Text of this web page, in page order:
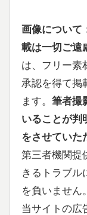
画像について
載は一切ご遠
は、フリー素
承認を得て掲
ます。 筆者撮
いることが判
をさせていた
第三者機関提
きるトラブル
を負いません。
当サイトの広